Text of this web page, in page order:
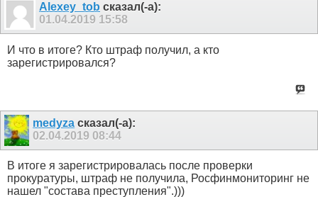
Alexey_tob сказал(-а):
01.04.2019 15:58
И что в итоге? Кто штраф получил, а кто
зарегистрировался?
medyza сказал(-а):
02.04.2019 08:44
В итоге я зарегистрировалась после проверки
прокуратуры, штраф не получила, Росфинмониторинг не
нашел "состава преступления".)))